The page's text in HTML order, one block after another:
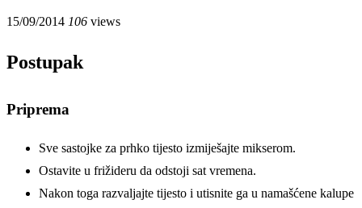
15/09/2014 106 views
Postupak
Priprema
Sve sastojke za prhko tijesto izmiješajte mikserom.
Ostavite u frižideru da odstoji sat vremena.
Nakon toga razvaljajte tijesto i utisnite ga u namašćene kalupe